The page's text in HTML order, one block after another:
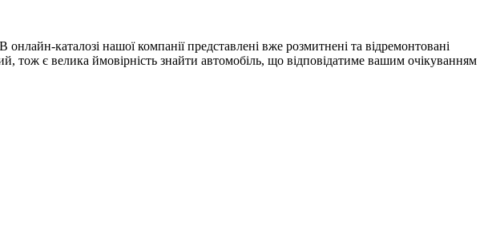
каталозі нашої компанії представлені вже розмитнені та відремонтовані
тож є велика ймовірність знайти автомобіль, що відповідатиме вашим очікуванням